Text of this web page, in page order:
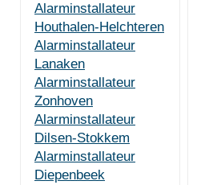
Alarminstallateur
Houthalen-Helchteren
Alarminstallateur
Lanaken
Alarminstallateur
Zonhoven
Alarminstallateur
Dilsen-Stokkem
Alarminstallateur
Diepenbeek